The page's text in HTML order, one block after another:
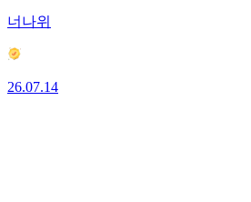
너나위
26.07.14